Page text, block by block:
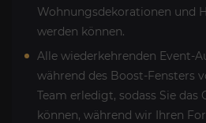
Wohnungsdekorationen und
werden können.
Alle wiederkehrenden Event-
während des Boost-Fensters
Team erledigt, sodass Sie das
können, während wir Ihren